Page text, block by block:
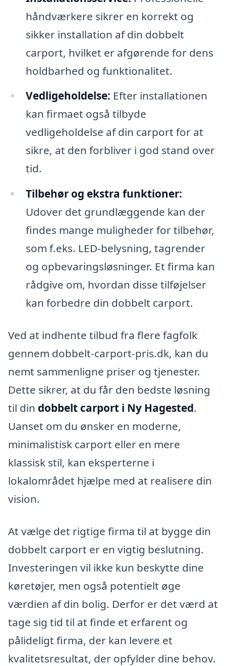
håndværkere sikrer en korrekt og
sikker installation af din dobbelt
carport, hvilket er afgørende for dens
holdbarhed og funktionalitet.
Vedligeholdelse: Efter installationen
kan firmaet også tilbyde
vedligeholdelse af din carport for at
sikre, at den forbliver i god stand over
tid.
Tilbehør og ekstra funktioner:
Udover det grundlæggende kan der
findes mange muligheder for tilbehør,
som f.eks. LED-belysning, tagrender
og opbevaringsløsninger. Et firma kan
rådgive om, hvordan disse tilføjelser
kan forbedre din dobbelt carport.
Ved at indhente tilbud fra flere fagfolk
gennem dobbelt-carport-pris.dk, kan du
nemt sammenligne priser og tjenester.
Dette sikrer, at du får den bedste løsning
til din dobbelt carport i Ny Hagested.
Uanset om du ønsker en moderne,
minimalistisk carport eller en mere
klassisk stil, kan eksperterne i
lokalområdet hjælpe med at realisere din
vision.
At vælge det rigtige firma til at bygge din
dobbelt carport er en vigtig beslutning.
Investeringen vil ikke kun beskytte dine
køretøjer, men også potentielt øge
værdien af din bolig. Derfor er det værd at
tage sig tid til at finde et erfarent og
pålideligt firma, der kan levere et
kvalitetsresultat, der opfylder dine behov.